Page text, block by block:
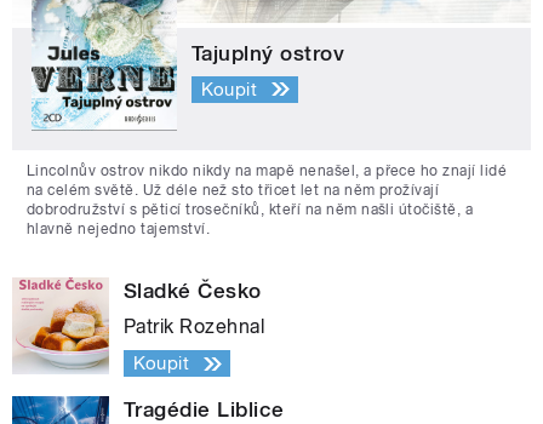
Tajuplný ostrov
Koupit
Lincolnův ostrov nikdo nikdy na mapě nenašel, a přece ho znají lidé
na celém světě. Už déle než sto třicet let na něm prožívají
dobrodružství s pěticí trosečníků, kteří na něm našli útočiště, a
hlavně nejedno tajemství.
Sladké Česko
Patrik Rozehnal
Koupit
Tragédie Liblice